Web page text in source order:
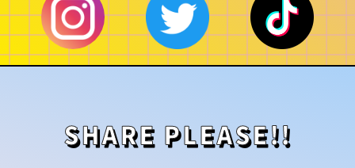
SHARE PLEASE!!